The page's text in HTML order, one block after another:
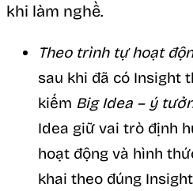
khi làm nghề.
Theo trình tự hoạt
sau khi đã có Insight
kiếm Big Idea – ý
Idea giữ vai trò định
hoạt động và hình
khai theo đúng